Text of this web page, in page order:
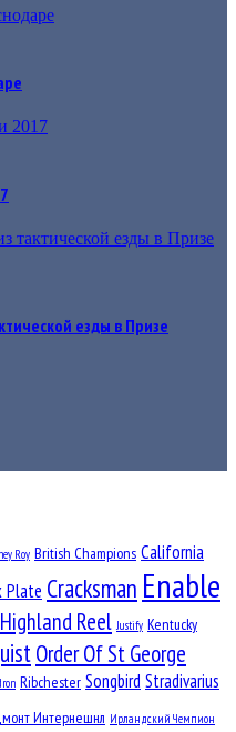
езды в Призе
Roy British Champions California
Plate Cracksman Enable
Highland Reel Justify Kentucky
Order Of St George
Ribchester Songbird Stradivarius
Интернешнл Ирландский Чемпион